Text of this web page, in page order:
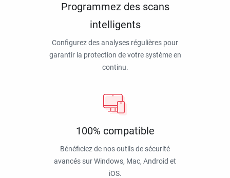
Programmez des scans
intelligents
Configurez des analyses régulières pour
garantir la protection de votre système en
continu.
100% compatible
Bénéficiez de nos outils de sécurité
avancés sur Windows, Mac, Android et
iOS.